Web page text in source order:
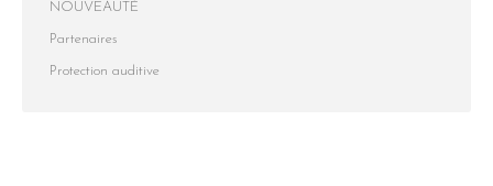
NOUVEAUTÉ
Partenaires
Protection auditive